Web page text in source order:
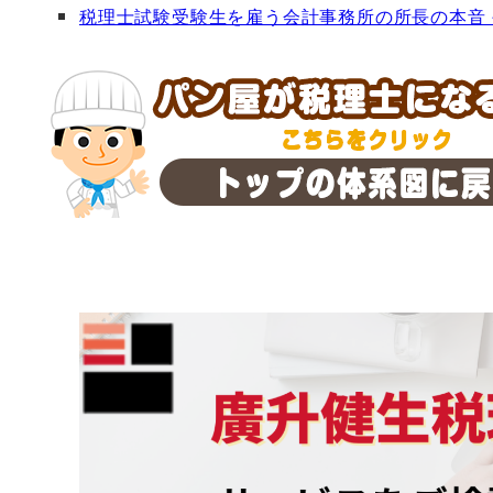
税理士試験受験生を雇う会計事務所の所長の本音